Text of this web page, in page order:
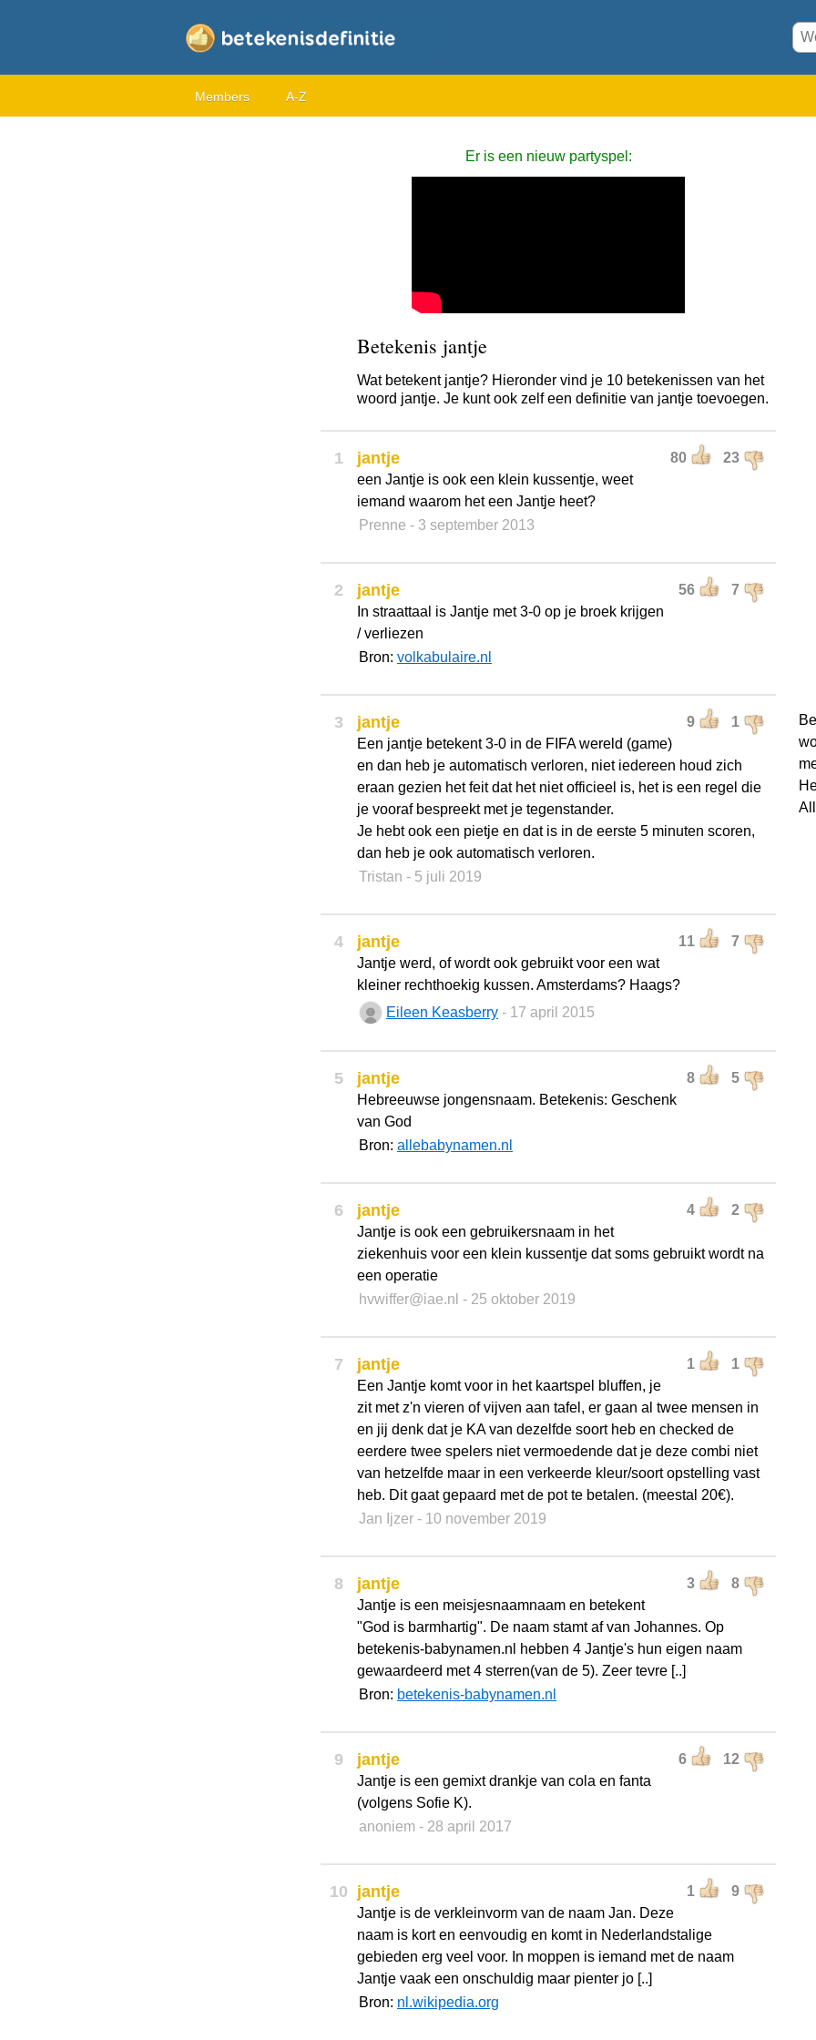
Members A-Z
Er is een nieuw partyspel:
Betekenis jantje
Wat betekent jantje? Hieronder vind je 10 betekenissen van het
woord jantje. Je kunt ook zelf een definitie van jantje toevoegen.
1 80 23
jantje
een Jantje is ook een klein kussentje, weet
iemand waarom het een Jantje heet?
Prenne - 3 september 2013
2 56 7
jantje
In straattaal is Jantje met 3-0 op je broek krijgen
/ verliezen
Bron: volkabulaire.nl
3 9 1
jantje
Een jantje betekent 3-0 in de FIFA wereld (game)
en dan heb je automatisch verloren, niet iedereen houd zich
eraan gezien het feit dat het niet officieel is, het is een regel die
je vooraf bespreekt met je tegenstander.
Je hebt ook een pietje en dat is in de eerste 5 minuten scoren,
dan heb je ook automatisch verloren.
Tristan - 5 juli 2019
4 11 7
jantje
Jantje werd, of wordt ook gebruikt voor een wat
kleiner rechthoekig kussen. Amsterdams? Haags?
Eileen Keasberry - 17 april 2015
5 8 5
jantje
Hebreeuwse jongensnaam. Betekenis: Geschenk
van God
Bron: allebabynamen.nl
6 4 2
jantje
Jantje is ook een gebruikersnaam in het
ziekenhuis voor een klein kussentje dat soms gebruikt wordt na
een operatie
hvwiffer@iae.nl - 25 oktober 2019
7 1 1
jantje
Een Jantje komt voor in het kaartspel bluffen, je
zit met z'n vieren of vijven aan tafel, er gaan al twee mensen in
en jij denk dat je KA van dezelfde soort heb en checked de
eerdere twee spelers niet vermoedende dat je deze combi niet
van hetzelfde maar in een verkeerde kleur/soort opstelling vast
heb. Dit gaat gepaard met de pot te betalen. (meestal 20€).
Jan Ijzer - 10 november 2019
8 3 8
jantje
Jantje is een meisjesnaamnaam en betekent
"God is barmhartig". De naam stamt af van Johannes. Op
betekenis-babynamen.nl hebben 4 Jantje's hun eigen naam
gewaardeerd met 4 sterren(van de 5). Zeer tevre [..]
Bron: betekenis-babynamen.nl
9 6 12
jantje
Jantje is een gemixt drankje van cola en fanta
(volgens Sofie K).
anoniem - 28 april 2017
10 1 9
jantje
Jantje is de verkleinvorm van de naam Jan. Deze
naam is kort en eenvoudig en komt in Nederlandstalige
gebieden erg veel voor. In moppen is iemand met de naam
Jantje vaak een onschuldig maar pienter jo [..]
Bron: nl.wikipedia.org